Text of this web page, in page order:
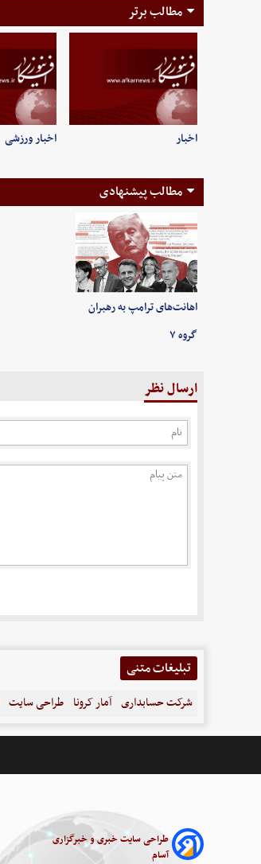
مطالب برتر
اخبار اخبار ورزشی
مطالب پیشنهادی
اهانت‌های ترامپ به رهبران
گروه ۷
ارسال نظر
تبلیغات متنی
شرکت حسابداری آمار کرونا طراحی سایت
طراحی سایت خبری و خبرگزاری
آسام